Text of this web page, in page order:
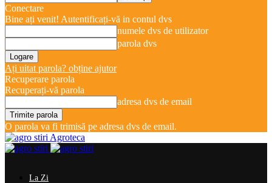
Conectare
Bine ați venit! Autentificați-vă in contul dvs
numele dvs de utilizator
parola dvs
Ați uitat parola? obține ajutor
Recuperare parola
Recuperați-vă parola
adresa dvs de email
O parola va fi trimisă pe adresa dvs de email.
Agroteca
La Zi